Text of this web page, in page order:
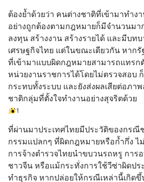
ต้องย้ำด้วยว่า คนต่างชาติที่เข้ามาทำง
อย่างถูกต้องตามกฎหมายก็มีจำนวนมา
ลงทุน สร้างงาน สร้างรายได้ และมีบ
เศรษฐกิจไทย แต่ในขณะเดียวกัน หาก
ที่เข้ามาแบบผิดกฎหมายสามารถแทร
หน่วยงานราชการได้โดยไม่ตรวจสอบ
กระทบทั้งระบบ และยังส่งผลเสียต่อภา
ชาติกลุ่มที่ตั้งใจทำงานอย่างสุจริตด้วย
1
ที่ผ่านมาประเทศไทยมีประวัติของกรณี
กรรมแปลกๆ ที่ผิดกฎหมายหรือก้ำกึ่ง ไ
การจ้างตำรวจไทยนำขบวนรถหรู การ
ชาวจีน หรือแม้กระทั่งการใช้วีซ่าผิดปร
ทำธุรกิจ หากปล่อยให้กรณีเหล่านี้เกิด